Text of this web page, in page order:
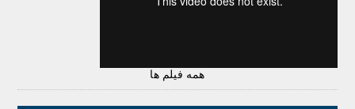
همه فیلم ها